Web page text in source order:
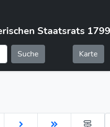
Staatsrats
Suche Karte